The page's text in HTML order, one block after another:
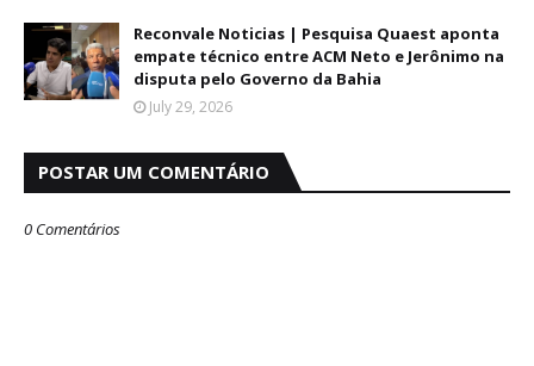
Reconvale Noticias | Pesquisa Quaest aponta
empate técnico entre ACM Neto e Jerônimo na
disputa pelo Governo da Bahia
July 29, 2026
POSTAR UM COMENTÁRIO
0 Comentários